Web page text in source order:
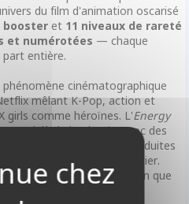
du film d'animation oscarisé
booster et 11 niveaux de rareté
et numérotées — chaque
entière.
phénomène cinématographique
mêlant K-Pop, action et
girls comme héroïnes. L'Energy
au-delà de la Classic, avec des
dont certaines ne sont produites
dans le monde entier.
la collection et l'exposition que
marché secondaire.